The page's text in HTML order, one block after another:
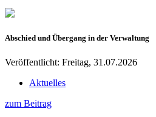
Abschied und Übergang in der Verwaltung
Veröffentlicht: Freitag, 31.07.2026
Aktuelles
zum Beitrag